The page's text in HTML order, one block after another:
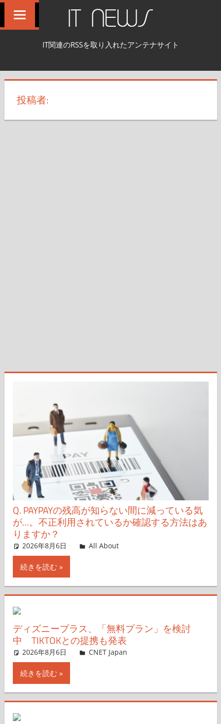
へ
ッ
IT NEWS
IT関連のRSSを取り入れたアンテナサイト
投稿者:
Q. PAYPAYの残高が知らない間に減っている気
が…。不正利用されているか確認する方法はあ
りますか？
2026年8月6日 All About
続きを読む
ディズニープラス、「無料プラン」を検討
中 TIKTOKとの提携も発表
2026年8月6日 CNET Japan
続きを読む